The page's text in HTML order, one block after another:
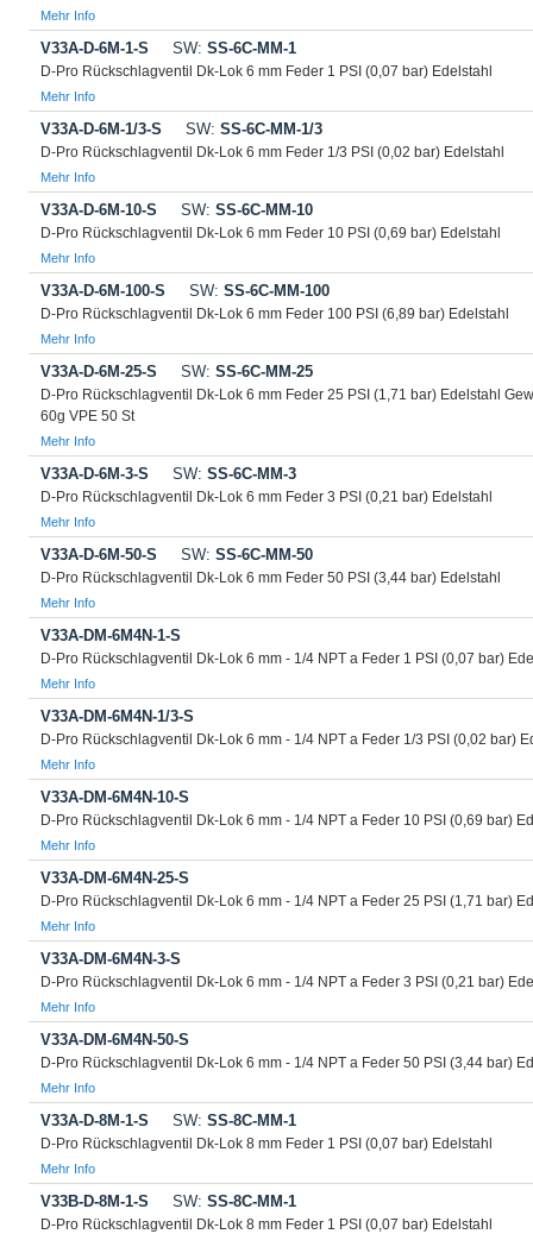
Mehr Info
V33A-D-6M-1-S SW: SS-6C-MM-1
D-Pro Rückschlagventil Dk-Lok 6 mm Feder 1 PSI (0,07 bar) Edelstahl
Mehr Info
V33A-D-6M-1/3-S SW: SS-6C-MM-1/3
D-Pro Rückschlagventil Dk-Lok 6 mm Feder 1/3 PSI (0,02 bar) Edelstahl
Mehr Info
V33A-D-6M-10-S SW: SS-6C-MM-10
D-Pro Rückschlagventil Dk-Lok 6 mm Feder 10 PSI (0,69 bar) Edelstahl
Mehr Info
V33A-D-6M-100-S SW: SS-6C-MM-100
D-Pro Rückschlagventil Dk-Lok 6 mm Feder 100 PSI (6,89 bar) Edelstahl
Mehr Info
V33A-D-6M-25-S SW: SS-6C-MM-25
D-Pro Rückschlagventil Dk-Lok 6 mm Feder 25 PSI (1,71 bar) Edelstahl
60g VPE 50 St
Mehr Info
V33A-D-6M-3-S SW: SS-6C-MM-3
D-Pro Rückschlagventil Dk-Lok 6 mm Feder 3 PSI (0,21 bar) Edelstahl
Mehr Info
V33A-D-6M-50-S SW: SS-6C-MM-50
D-Pro Rückschlagventil Dk-Lok 6 mm Feder 50 PSI (3,44 bar) Edelstahl
Mehr Info
V33A-DM-6M4N-1-S
D-Pro Rückschlagventil Dk-Lok 6 mm - 1/4 NPT a Feder 1 PSI (0,07 bar)
Mehr Info
V33A-DM-6M4N-1/3-S
D-Pro Rückschlagventil Dk-Lok 6 mm - 1/4 NPT a Feder 1/3 PSI (0,02 bar)
Mehr Info
V33A-DM-6M4N-10-S
D-Pro Rückschlagventil Dk-Lok 6 mm - 1/4 NPT a Feder 10 PSI (0,69 bar)
Mehr Info
V33A-DM-6M4N-25-S
D-Pro Rückschlagventil Dk-Lok 6 mm - 1/4 NPT a Feder 25 PSI (1,71 bar)
Mehr Info
V33A-DM-6M4N-3-S
D-Pro Rückschlagventil Dk-Lok 6 mm - 1/4 NPT a Feder 3 PSI (0,21 bar)
Mehr Info
V33A-DM-6M4N-50-S
D-Pro Rückschlagventil Dk-Lok 6 mm - 1/4 NPT a Feder 50 PSI (3,44 bar)
Mehr Info
V33A-D-8M-1-S SW: SS-8C-MM-1
D-Pro Rückschlagventil Dk-Lok 8 mm Feder 1 PSI (0,07 bar) Edelstahl
Mehr Info
V33B-D-8M-1-S SW: SS-8C-MM-1
D-Pro Rückschlagventil Dk-Lok 8 mm Feder 1 PSI (0,07 bar) Edelstahl